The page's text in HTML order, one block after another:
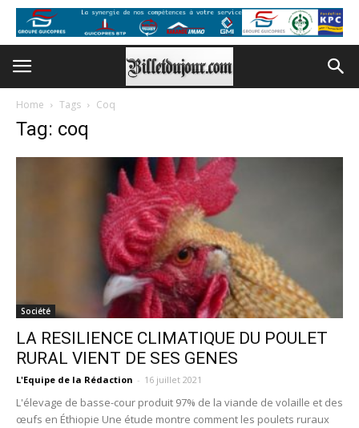
Home Tags Coq
Tag: coq
Société
LA RESILIENCE CLIMATIQUE DU POULET
RURAL VIENT DE SES GENES
L'Equipe de la Rédaction - 16 juillet 2021
L'élevage de basse-cour produit 97% de la viande de volaille et des
œufs en Éthiopie Une étude montre comment les poulets ruraux